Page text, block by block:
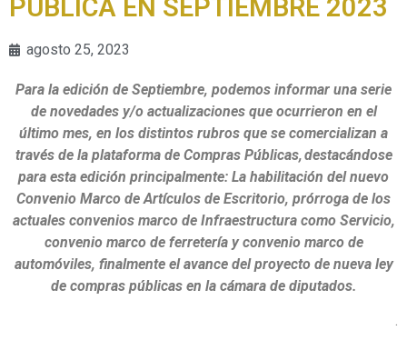
PÚBLICA EN SEPTIEMBRE 2023
agosto 25, 2023
Para la edición de Septiembre, podemos informar una serie
de novedades y/o actualizaciones que ocurrieron en el
último mes, en los distintos rubros que se comercializan a
través de la plataforma de Compras Públicas, destacándose
para esta edición principalmente: La habilitación del nuevo
Convenio Marco de Artículos de Escritorio, prórroga de los
actuales convenios marco de Infraestructura como Servicio,
convenio marco de ferretería y convenio marco de
automóviles, finalmente el avance del proyecto de nueva ley
de compras públicas en la cámara de diputados.
.